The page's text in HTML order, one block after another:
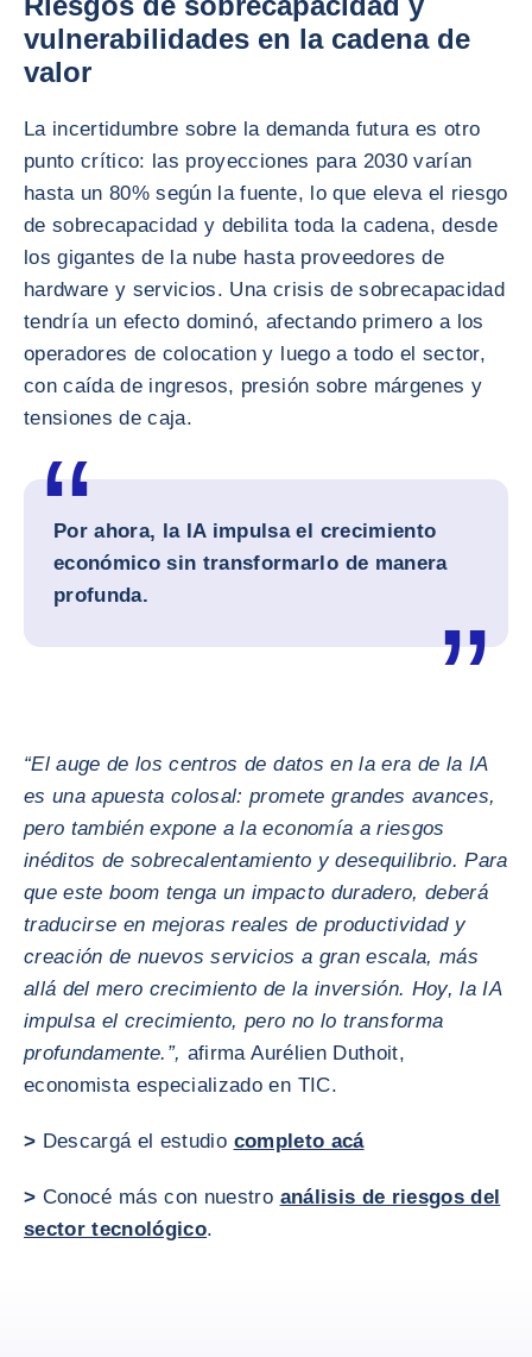
vulnerabilidades en la cadena de
valor
La incertidumbre sobre la demanda futura es otro
punto crítico: las proyecciones para 2030 varían
hasta un 80% según la fuente, lo que eleva el riesgo
de sobrecapacidad y debilita toda la cadena, desde
los gigantes de la nube hasta proveedores de
hardware y servicios. Una crisis de sobrecapacidad
tendría un efecto dominó, afectando primero a los
operadores de colocation y luego a todo el sector,
con caída de ingresos, presión sobre márgenes y
tensiones de caja.
Por ahora, la IA impulsa el crecimiento
económico sin transformarlo de manera
profunda.
“El auge de los centros de datos en la era de la IA
es una apuesta colosal: promete grandes avances,
pero también expone a la economía a riesgos
inéditos de sobrecalentamiento y desequilibrio. Para
que este boom tenga un impacto duradero, deberá
traducirse en mejoras reales de productividad y
creación de nuevos servicios a gran escala, más
allá del mero crecimiento de la inversión. Hoy, la IA
impulsa el crecimiento, pero no lo transforma
profundamente.”, afirma Aurélien Duthoit,
economista especializado en TIC.
> Descargá el estudio completo acá
> Conocé más con nuestro análisis de riesgos del
sector tecnológico.